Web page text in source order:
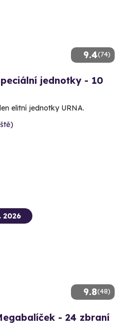
9.4(74)
jednotky - 10
elitní jednotky URNA.
9.8(48)
2026
- 24 zbraní